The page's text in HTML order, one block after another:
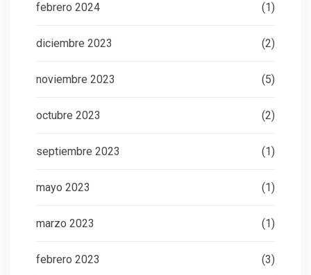
febrero 2024 (1)
diciembre 2023 (2)
noviembre 2023 (5)
octubre 2023 (2)
septiembre 2023 (1)
mayo 2023 (1)
marzo 2023 (1)
febrero 2023 (3)